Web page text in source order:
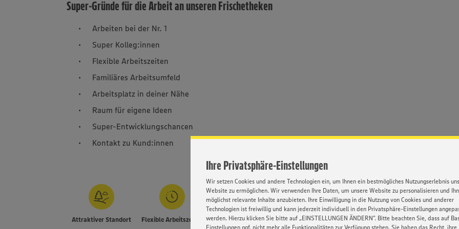
Ihre Privatsphäre-Einstellungen
Wir setzen Cookies und andere Technologien ein, um Ihnen ein bestmögliches Nutzungserlebnis
Website zu ermöglichen. Wir verwenden Ihre Daten, um unsere Website zu personalisieren und
möglichst relevante Inhalte anzubieten. Ihre Einwilligung in die Nutzung von Cookies und anderer
Technologien ist freiwillig und kann jederzeit individuell in den Privatsphäre-Einstellungen
werden. Hierzu klicken Sie bitte auf „EINSTELLUNGEN ÄNDERN”. Bitte beachten Sie, dass auf
Einstellungen ggf. nicht mehr alle Funktionalitäten zur Verfügung stehen. Sie haben das Recht, ihre
Super-Gründe für die Arbeit an unseren Frischetheken
Arbeiten bei der Nr. 1
Super Kolleg:innen
Flexible Arbeitszeiten
Familiäres Arbeitsumfeld
Arbeitsplatz in deiner Nähe
Raum für eigene Ideen
Super-Entwicklungschancen
Kontakt zu Kund:innen
Attraktiver Standort Flexible Arbeitszeiten
Umfassende
Weiterbildung